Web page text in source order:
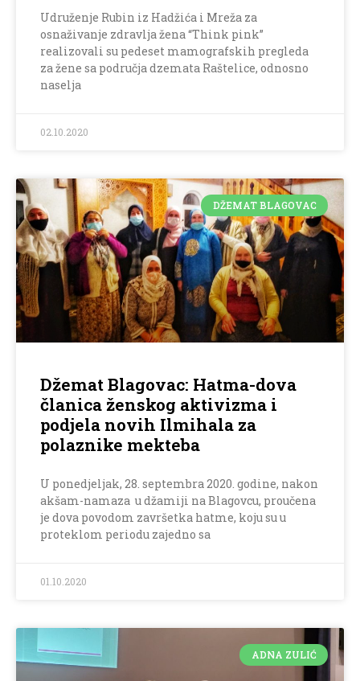
Udruženje Rubin iz Hadžića i Mreža za
osnaživanje zdravlja žena “Think pink”
realizovali su pedeset mamografskih pregleda
za žene sa područja dzemata Raštelice, odnosno
naselja
02.10.2020
DŽEMAT BLAGOVAC
Džemat Blagovac: Hatma-dova
članica ženskog aktivizma i
podjela novih Ilmihala za
polaznike mekteba
U ponedjeljak, 28. septembra 2020. godine, nakon
akšam-namaza u džamiji na Blagovcu, proučena
je dova povodom završetka hatme, koju su u
proteklom periodu zajedno sa
01.10.2020
ADNA ZULIĆ